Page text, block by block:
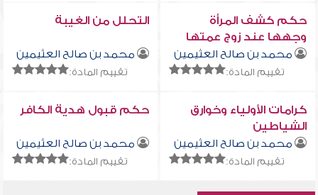
حكم كشف المرأة
وجهها عند زوج عمتها
الذي رباها وعند ابنه
محمد بن صالح العثيمين
تقييم المادة:
التحلل من الغيبة
محمد بن صالح العثيمين
تقييم المادة:
كرامات الأولياء وخوارق
الشياطين
محمد بن صالح العثيمين
تقييم المادة:
حكم قبول هدية الكافر
محمد بن صالح العثيمين
تقييم المادة: